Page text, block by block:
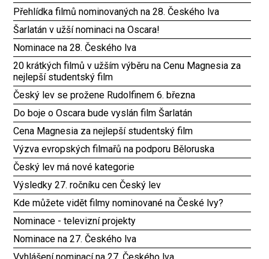
Přehlídka filmů nominovaných na 28. Českého lva
Šarlatán v užší nominaci na Oscara!
Nominace na 28. Českého lva
20 krátkých filmů v užším výběru na Cenu Magnesia za
nejlepší studentský film
Český lev se prožene Rudolfinem 6. března
Do boje o Oscara bude vyslán film Šarlatán
Cena Magnesia za nejlepší studentský film
Výzva evropských filmařů na podporu Běloruska
Český lev má nové kategorie
Výsledky 27. ročníku cen Český lev
Kde můžete vidět filmy nominované na České lvy?
Nominace - televizní projekty
Nominace na 27. Českého lva